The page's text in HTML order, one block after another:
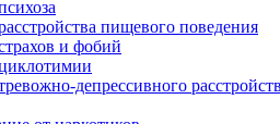
пищевого поведения
и фобий
депрессивного